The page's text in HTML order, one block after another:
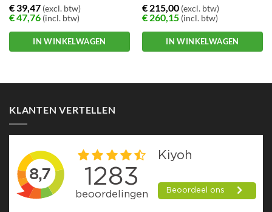
€39,47(excl. btw)
€47,76(incl. btw)
IN WINKELWAGEN
€215,00(excl. btw)
€260,15(incl. btw)
IN WINKELWAGEN
KLANTEN VERTELLEN